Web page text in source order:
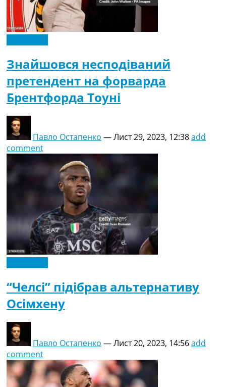
Знайшовся несподіваний
претендент на форварда
Брентфорда Тоуні
Павло Остапенко —Лист 29, 2023, 12:38add
comment
“Челсі” підібрав альтернативу
Осімхену
Павло Остапенко —Лист 20, 2023, 14:56add
comment